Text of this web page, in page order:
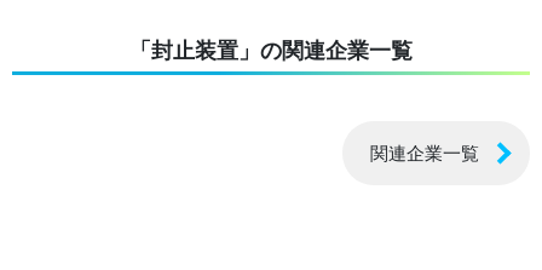
「封止装置」の関連企業一覧
関連企業一覧